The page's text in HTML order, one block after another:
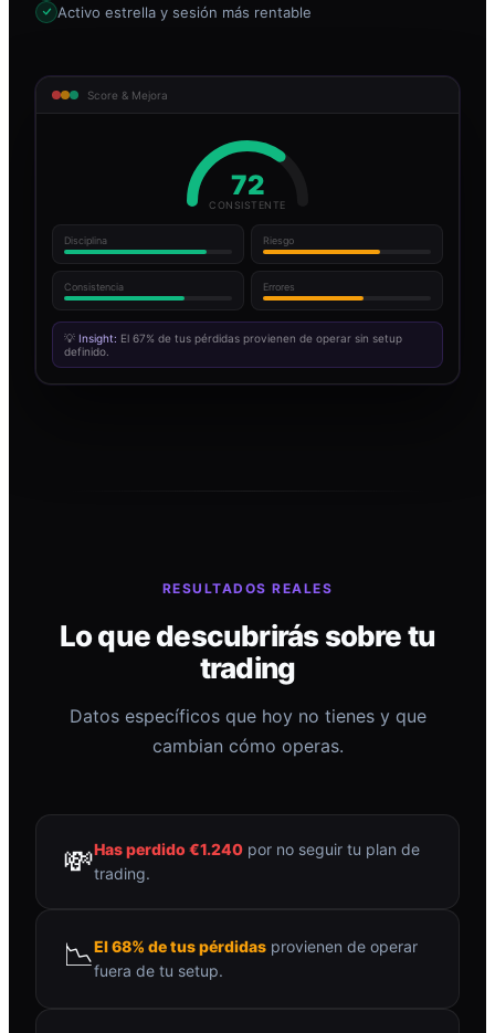
Activo estrella y sesión más rentable
Score & Mejora
72
CONSISTENTE
Disciplina Riesgo
Consistencia Errores
💡 Insight: El 67% de tus pérdidas provienen de operar sin setup
definido.
RESULTADOS REALES
Lo que descubrirás sobre tu
trading
Datos específicos que hoy no tienes y que
cambian cómo operas.
💸Has perdido €1.240 por no seguir tu plan de
trading.
📉El 68% de tus pérdidas provienen de operar
fuera de tu setup.